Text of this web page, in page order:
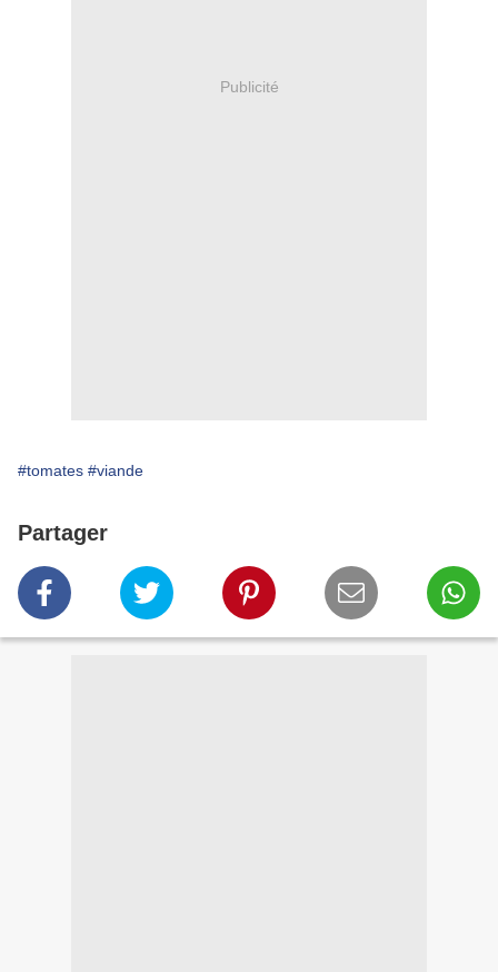
Publicité
#tomates #viande
Partager